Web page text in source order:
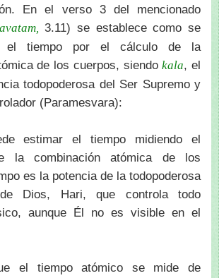
En el verso 3 del mencionado
3.11) se establece como se
el tiempo por el cálculo de la
de los cuerpos, siendokala, el
todopoderosa del Ser Supremo y
(Paramesvara):
estimar el tiempo midiendo el
la combinación atómica de los
es la potencia de la todopoderosa
de Dios, Hari, que controla todo
aunque Él no es visible en el
el tiempo atómico se mide de